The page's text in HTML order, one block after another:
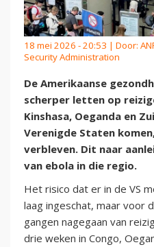
18 mei 2026 - 20:53 | Door:
Security Administration
De Amerikaanse
scherper letten op
Kinshasa, Oeganda en
Verenigde Staten
verbleven. Dit naar
van ebola in die regio.
Het risico dat er in de VS
laag ingeschat, maar voor
gangen nagegaan van
drie weken in Congo,